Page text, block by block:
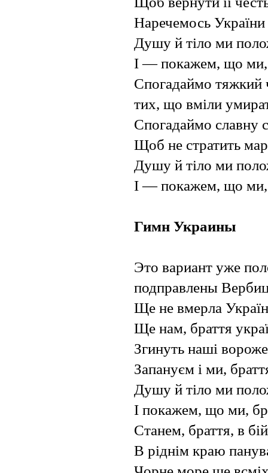
Наречемось
Душу й тіло ми
І — покажем, що ми,
Спогадаймо тяжкий
тих, що вміли
Спогадаймо славну
Щоб не стратить
Душу й тіло ми
І — покажем, що ми,
Гимн Украины
Это вариант уже
подправлены
Ще не вмерла
Ще нам, браття
Згинуть наші
Запануєм і ми,
Душу й тіло ми
І покажем, що ми,
Станем, браття, в
В ріднім краю